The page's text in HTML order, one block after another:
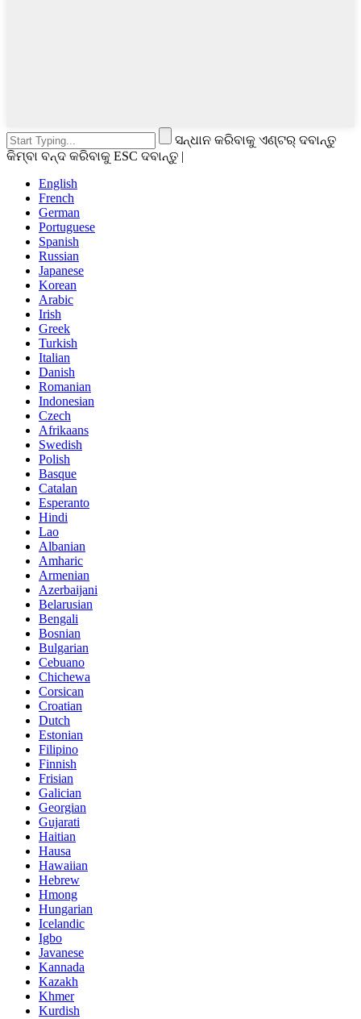
ସନ୍ଧାନ କରିବାକୁ ଏଣ୍ଟର୍ ଦବାନ୍ତୁ
କିମ୍ବା ବନ୍ଦ କରିବାକୁ ESC ଦବାନ୍ତୁ |
English
French
German
Portuguese
Spanish
Russian
Japanese
Korean
Arabic
Irish
Greek
Turkish
Italian
Danish
Romanian
Indonesian
Czech
Afrikaans
Swedish
Polish
Basque
Catalan
Esperanto
Hindi
Lao
Albanian
Amharic
Armenian
Azerbaijani
Belarusian
Bengali
Bosnian
Bulgarian
Cebuano
Chichewa
Corsican
Croatian
Dutch
Estonian
Filipino
Finnish
Frisian
Galician
Georgian
Gujarati
Haitian
Hausa
Hawaiian
Hebrew
Hmong
Hungarian
Icelandic
Igbo
Javanese
Kannada
Kazakh
Khmer
Kurdish